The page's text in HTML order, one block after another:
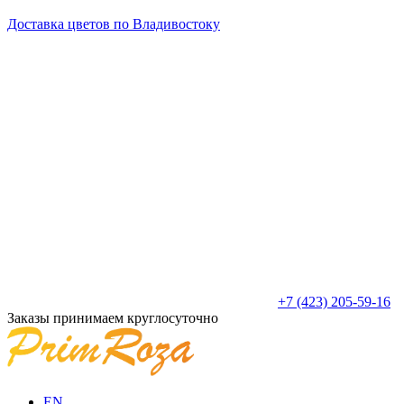
Доставка цветов по Владивостоку
+7 (423) 205-59-16
Заказы принимаем круглосуточно